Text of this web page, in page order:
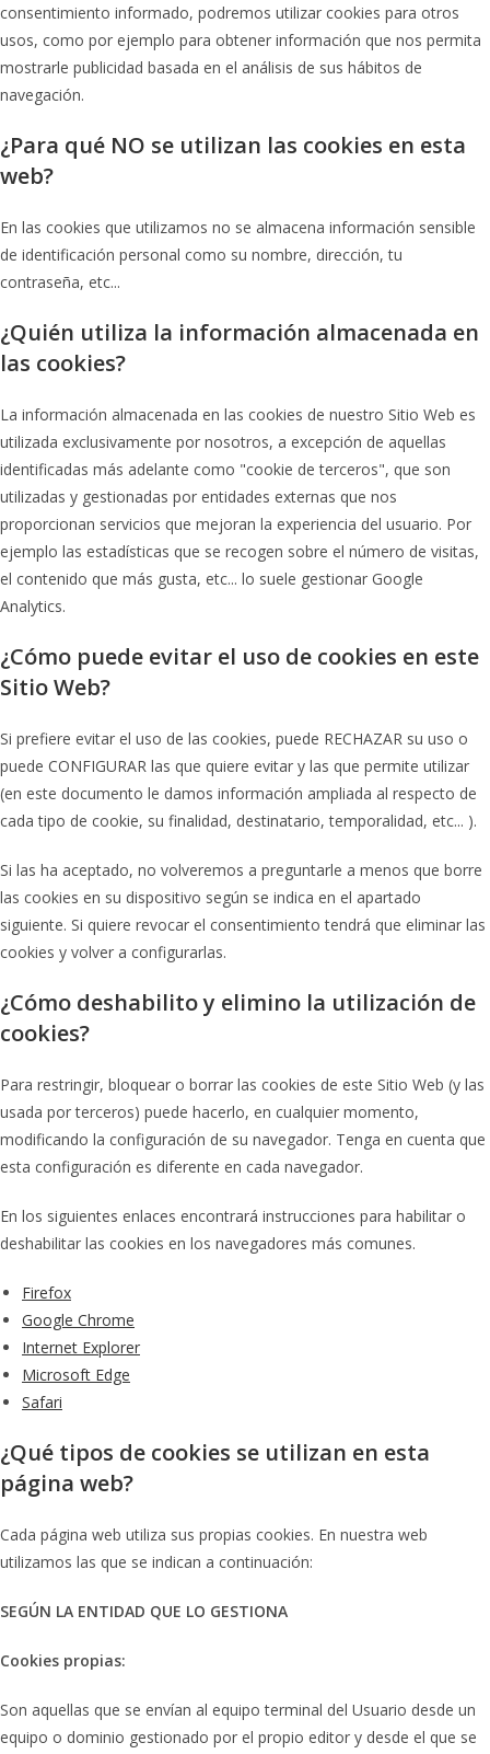
consentimiento informado, podremos utilizar cookies para otros
usos, como por ejemplo para obtener información que nos permita
mostrarle publicidad basada en el análisis de sus hábitos de
navegación.
¿Para qué NO se utilizan las cookies en esta
web?
En las cookies que utilizamos no se almacena información sensible
de identificación personal como su nombre, dirección, tu
contraseña, etc...
¿Quién utiliza la información almacenada en
las cookies?
La información almacenada en las cookies de nuestro Sitio Web es
utilizada exclusivamente por nosotros, a excepción de aquellas
identificadas más adelante como "cookie de terceros", que son
utilizadas y gestionadas por entidades externas que nos
proporcionan servicios que mejoran la experiencia del usuario. Por
ejemplo las estadísticas que se recogen sobre el número de visitas,
el contenido que más gusta, etc... lo suele gestionar Google
Analytics.
¿Cómo puede evitar el uso de cookies en este
Sitio Web?
Si prefiere evitar el uso de las cookies, puede RECHAZAR su uso o
puede CONFIGURAR las que quiere evitar y las que permite utilizar
(en este documento le damos información ampliada al respecto de
cada tipo de cookie, su finalidad, destinatario, temporalidad, etc... ).
Si las ha aceptado, no volveremos a preguntarle a menos que borre
las cookies en su dispositivo según se indica en el apartado
siguiente. Si quiere revocar el consentimiento tendrá que eliminar las
cookies y volver a configurarlas.
¿Cómo deshabilito y elimino la utilización de
cookies?
Para restringir, bloquear o borrar las cookies de este Sitio Web (y las
usada por terceros) puede hacerlo, en cualquier momento,
modificando la configuración de su navegador. Tenga en cuenta que
esta configuración es diferente en cada navegador.
En los siguientes enlaces encontrará instrucciones para habilitar o
deshabilitar las cookies en los navegadores más comunes.
Firefox
Google Chrome
Internet Explorer
Microsoft Edge
Safari
¿Qué tipos de cookies se utilizan en esta
página web?
Cada página web utiliza sus propias cookies. En nuestra web
utilizamos las que se indican a continuación:
SEGÚN LA ENTIDAD QUE LO GESTIONA
Cookies propias:
Son aquellas que se envían al equipo terminal del Usuario desde un
equipo o dominio gestionado por el propio editor y desde el que se